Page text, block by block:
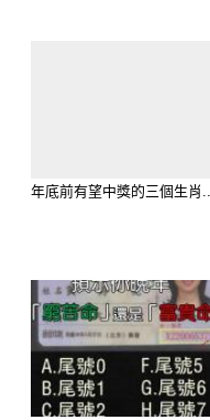
他們可能反覆
居，讓對方難
不斷嘗試修復
年底前有望中獎的三個生肖...